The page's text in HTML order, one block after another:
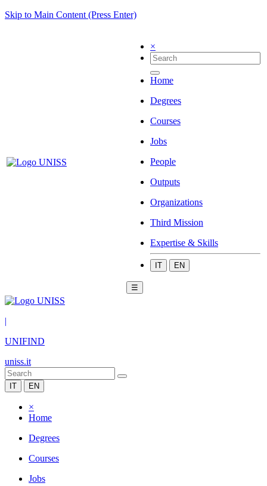
Skip to Main Content (Press Enter)
×
Home
Degrees
Courses
Jobs
People
Outputs
Organizations
Third Mission
Expertise & Skills
IT EN
☰
|
UNIFIND
uniss.it
IT EN
×
Home
Degrees
Courses
Jobs